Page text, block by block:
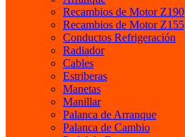
Recambios de Motor Z190
Recambios de Motor Z155
Conductos Refrigeración
Radiador
Cables
Estriberas
Manetas
Manillar
Palanca de Arranque
Palanca de Cambio